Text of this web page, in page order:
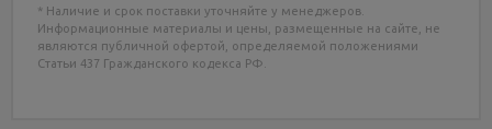
* Наличие и срок поставки уточняйте у менеджеров.
Информационные материалы и цены, размещенные на сайте, не
являются публичной офертой, определяемой положениями
Статьи 437 Гражданского кодекса РФ.